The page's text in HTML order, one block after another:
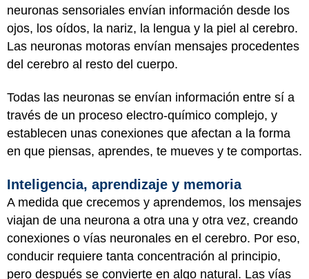
neuronas sensoriales envían información desde los
ojos, los oídos, la nariz, la lengua y la piel al cerebro.
Las neuronas motoras envían mensajes procedentes
del cerebro al resto del cuerpo.
Todas las neuronas se envían información entre sí a
través de un proceso electro-químico complejo, y
establecen unas conexiones que afectan a la forma
en que piensas, aprendes, te mueves y te comportas.
Inteligencia, aprendizaje y memoria
A medida que crecemos y aprendemos, los mensajes
viajan de una neurona a otra una y otra vez, creando
conexiones o vías neuronales en el cerebro. Por eso,
conducir requiere tanta concentración al principio,
pero después se convierte en algo natural. Las vías